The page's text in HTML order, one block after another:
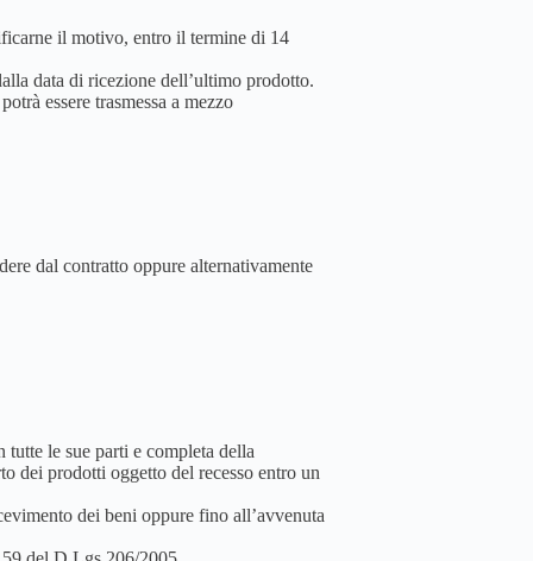
il motivo, entro il termine di 14
data di ricezione dell’ultimo prodotto.
essere trasmessa a mezzo
dal contratto oppure alternativamente
le sue parti e completa della
dei prodotti oggetto del recesso entro un
dei beni oppure fino all’avvenuta